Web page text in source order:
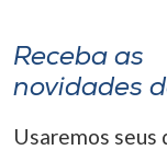
Selecione
o idioma
Receba as
novidades
Usaremos seus